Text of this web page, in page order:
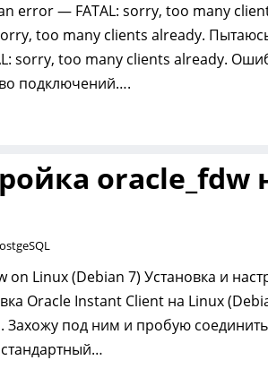
error — FATAL: sorry, too many
too many clients already.
sorry, too many clients already.
подключений….
oracle_fdw
Linux (Debian 7) Установка и
Oracle Instant Client на Linux
под ним и пробую